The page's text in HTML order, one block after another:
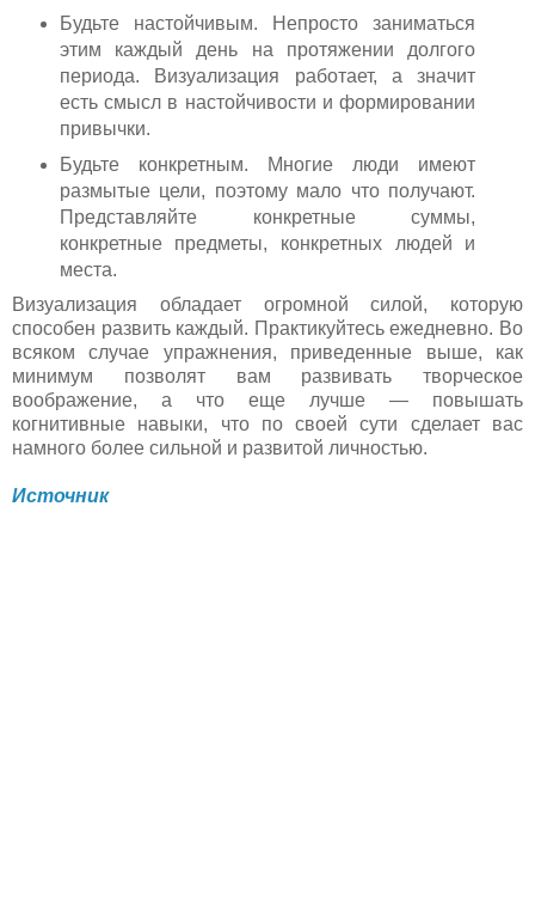
Будьте настойчивым. Непросто заниматься
этим каждый день на протяжении долгого
периода. Визуализация работает, а значит
есть смысл в настойчивости и формировании
привычки.
Будьте конкретным. Многие люди имеют
размытые цели, поэтому мало что получают.
Представляйте конкретные суммы,
конкретные предметы, конкретных людей и
места.
Визуализация обладает огромной силой, которую
способен развить каждый. Практикуйтесь ежедневно. Во
всяком случае упражнения, приведенные выше, как
минимум позволят вам развивать творческое
воображение, а что еще лучше — повышать
когнитивные навыки, что по своей сути сделает вас
намного более сильной и развитой личностью.
Источник